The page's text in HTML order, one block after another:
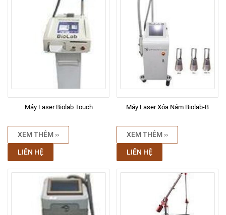
Máy Laser Biolab Touch
XEM THÊM ››
LIÊN HỆ
Máy Laser Xóa Nám Biolab-B
XEM THÊM ››
LIÊN HỆ